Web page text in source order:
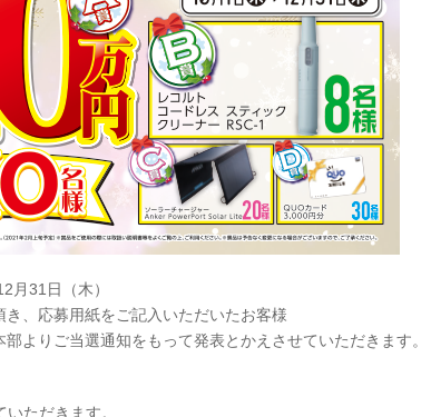
月31日（木）
、応募用紙をご記入いただいたお客様
よりご当選通知をもって発表とかえさせていただきます。
ただきます。